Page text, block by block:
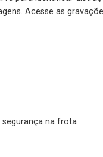
Acesse as
na frota